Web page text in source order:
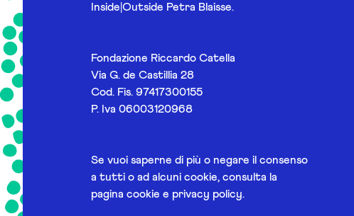
Inside|Outside Petra Blaisse.
Fondazione Riccardo Catella
Via G. de Castillia 28
Cod. Fis. 97417300155
P. Iva 06003120968
Se vuoi saperne di più o negare il consenso
a tutti o ad alcuni cookie, consulta la
pagina cookie e privacy policy.